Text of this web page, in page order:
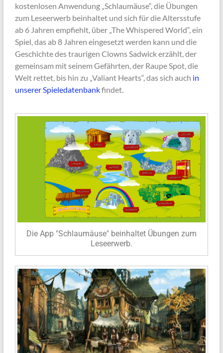
kostenlosen Anwendung „Schlaumäuse“, die Übungen
zum Leseerwerb beinhaltet und sich für die Altersstufe
ab 6 Jahren empfiehlt, über „The Whispered World“, ein
Spiel, das ab 8 Jahren eingesetzt werden kann und die
Geschichte des traurigen Clowns Sadwick erzählt, der
gemeinsam mit seinem Gefährten, der Raupe Spot, die
Welt rettet, bis hin zu „Valiant Hearts“, das sich auch in
unserer Spieledatenbankfindet.
Die App "Schlaumäuse" beinhaltet Übungen zum
Leseerwerb.